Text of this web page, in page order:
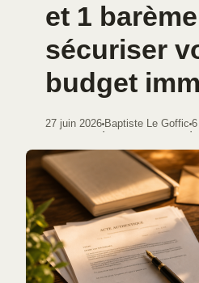
et 1
sécuriser
budget
27 juin 2026
·
Baptiste Le Goffic
·